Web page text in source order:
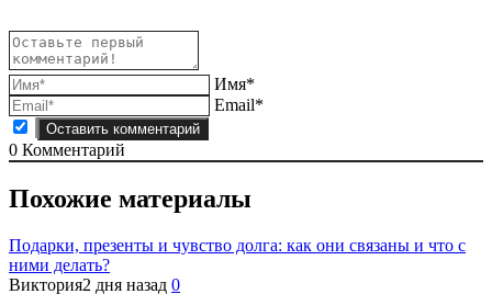
Имя*
Email*
0 Комментарий
Похожие материалы
Подарки, презенты и чувство долга: как они связаны и что с
ними делать?
Виктория2 дня назад 0